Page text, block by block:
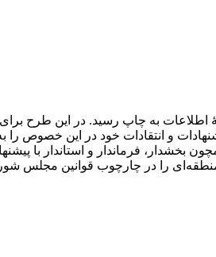
اطلاعات به چاپ رسید. در این طرح
و انتقادات خود در این خصوص را به
فرماندار و استاندار با
را در چارچوب قوانین مجلس